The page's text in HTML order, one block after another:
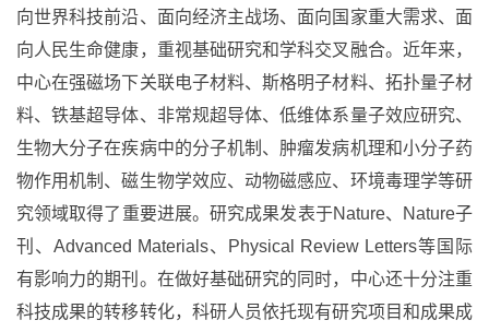
向世界科技前沿、面向经济主战场、面向国家重大需求、面
向人民生命健康，重视基础研究和学科交叉融合。近年来，
中心在强磁场下关联电子材料、斯格明子材料、拓扑量子材
料、铁基超导体、非常规超导体、低维体系量子效应研究、
生物大分子在疾病中的分子机制、肿瘤发病机理和小分子药
物作用机制、磁生物学效应、动物磁感应、环境毒理学等研
究领域取得了重要进展。研究成果发表于Nature、Nature子
刊、Advanced Materials、Physical Review Letters等国际
有影响力的期刊。在做好基础研究的同时，中心还十分注重
科技成果的转移转化，科研人员依托现有研究项目和成果成